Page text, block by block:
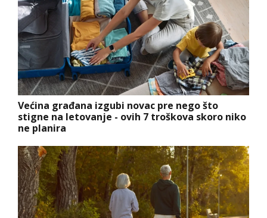
Većina građana izgubi novac pre nego što
stigne na letovanje - ovih 7 troškova skoro niko
ne planira